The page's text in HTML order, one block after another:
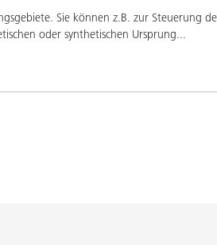
Sie können z.B. zur Steuerung
oder synthetischen Ursprung...